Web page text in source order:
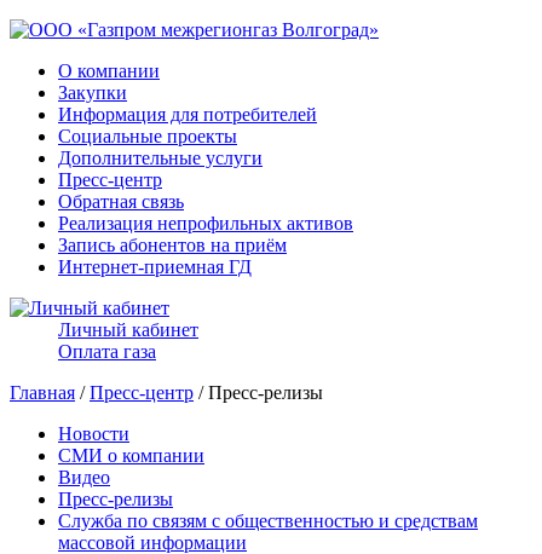
О компании
Закупки
Информация для потребителей
Социальные проекты
Дополнительные услуги
Пресс-центр
Обратная связь
Реализация непрофильных активов
Запись абонентов на приём
Интернет-приемная ГД
Личный кабинет
Оплата газа
Главная /Пресс-центр / Пресс-релизы
Новости
СМИ о компании
Видео
Пресс-релизы
Служба по связям с общественностью и средствам
массовой информации